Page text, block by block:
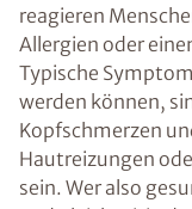
reagieren
Allergien oder
Typische
werden können,
Kopfschmerzen
Hautreizungen
sein. Wer also